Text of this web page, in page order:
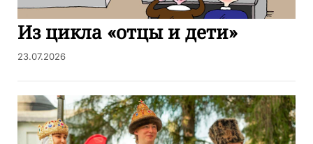
Из цикла «отцы и дети»
23.07.2026